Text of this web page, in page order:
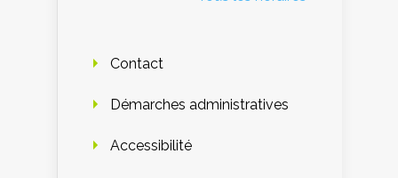
Contact
Démarches administratives
Accessibilité